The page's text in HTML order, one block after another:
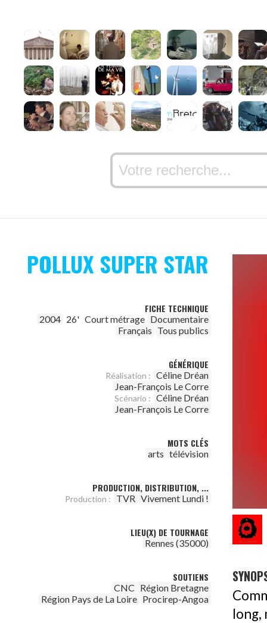
POLLUX SUPER STAR
FICHE TECHNIQUE
2004 26' Court métrage Documentaire
Français Tous publics
GÉNÉRIQUE
Réalisation : Céline Dréan
Jean-François Le Corre
Scénario : Céline Dréan
Jean-François Le Corre
MOTS CLÉS
arts télévision
PRODUCTION, DISTRIBUTION, ...
Production : TVR Vivement Lundi !
LIEU(X) DE TOURNAGE
Rennes (35000)
SOUTIENS
CNC Région Bretagne
Région Pays de La Loire Procirep-Angoa
long,